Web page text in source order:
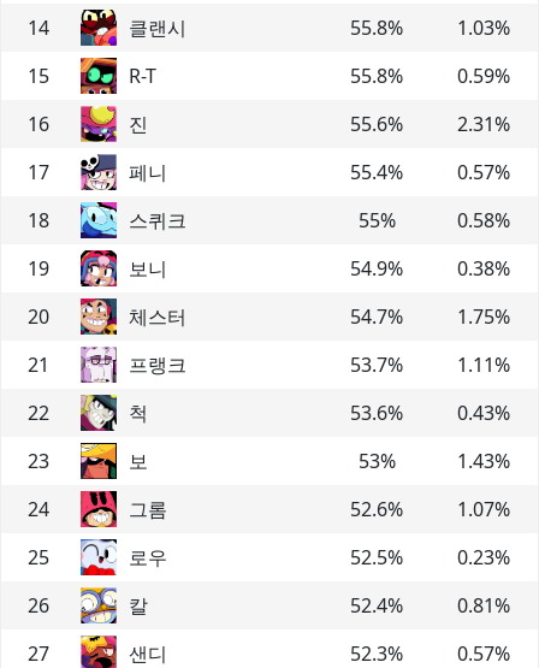
14
클랜시 55.8% 1.03%
15
R-T 55.8% 0.59%
16
진 55.6% 2.31%
17
페니 55.4% 0.57%
18
스퀴크 55% 0.58%
19
보니 54.9% 0.38%
20
체스터 54.7% 1.75%
21
프랭크 53.7% 1.11%
22
척 53.6% 0.43%
23
보 53% 1.43%
24
그롬 52.6% 1.07%
25
로우 52.5% 0.23%
26
칼 52.4% 0.81%
27
샌디 52.3% 0.57%